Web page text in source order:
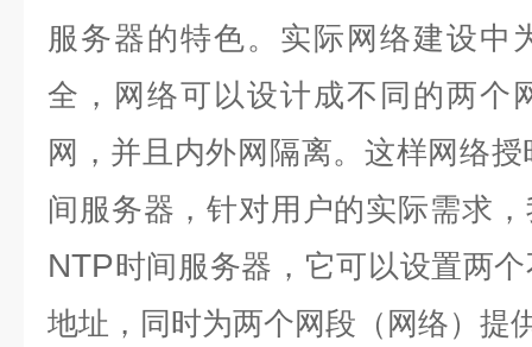
服务器的特色。实际网络建设中
全，网络可以设计成不同的两个
网，并且内外网隔离。这样网络
间服务器，针对用户的实际需求
NTP时间服务器，它可以设置两
地址，同时为两个网段（网络）提